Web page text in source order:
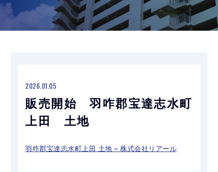
2026.01.05
販売開始 羽咋郡宝達志水町
上田 土地
羽咋郡宝達志水町上田 土地 – 株式会社リアール